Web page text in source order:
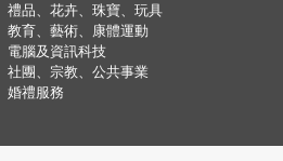
禮品、花卉、珠寶、玩具
教育、藝術、康體運動
電腦及資訊科技
社團、宗教、公共事業
婚禮服務